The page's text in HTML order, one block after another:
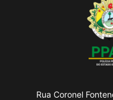
Rua Coronel